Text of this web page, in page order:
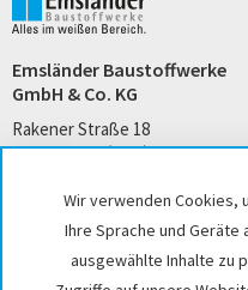
Wir verwenden Cookies,
Ihre Sprache und Geräte
ausgewählte Inhalte zu
Emsländer Baustoffwerke
GmbH & Co. KG
Rakener Straße 18
49733 Haren (Ems)
kontakt@emslaender.de
www.emslaender.de